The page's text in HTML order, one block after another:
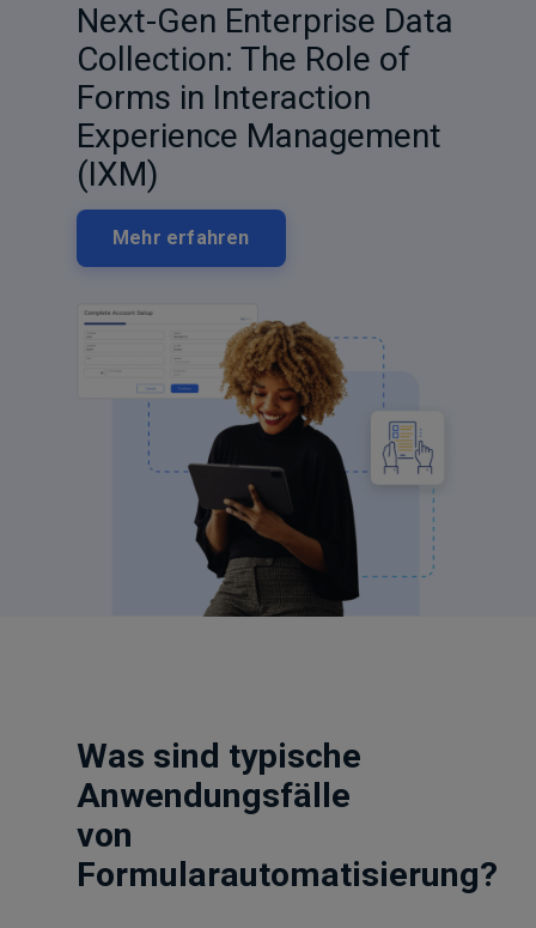
Next-Gen Enterprise Data
Collection: The Role of
Forms in Interaction
Experience Management
(IXM)
Mehr erfahren
Was sind typische
Anwendungsfälle
von
Formularautomatisierung?